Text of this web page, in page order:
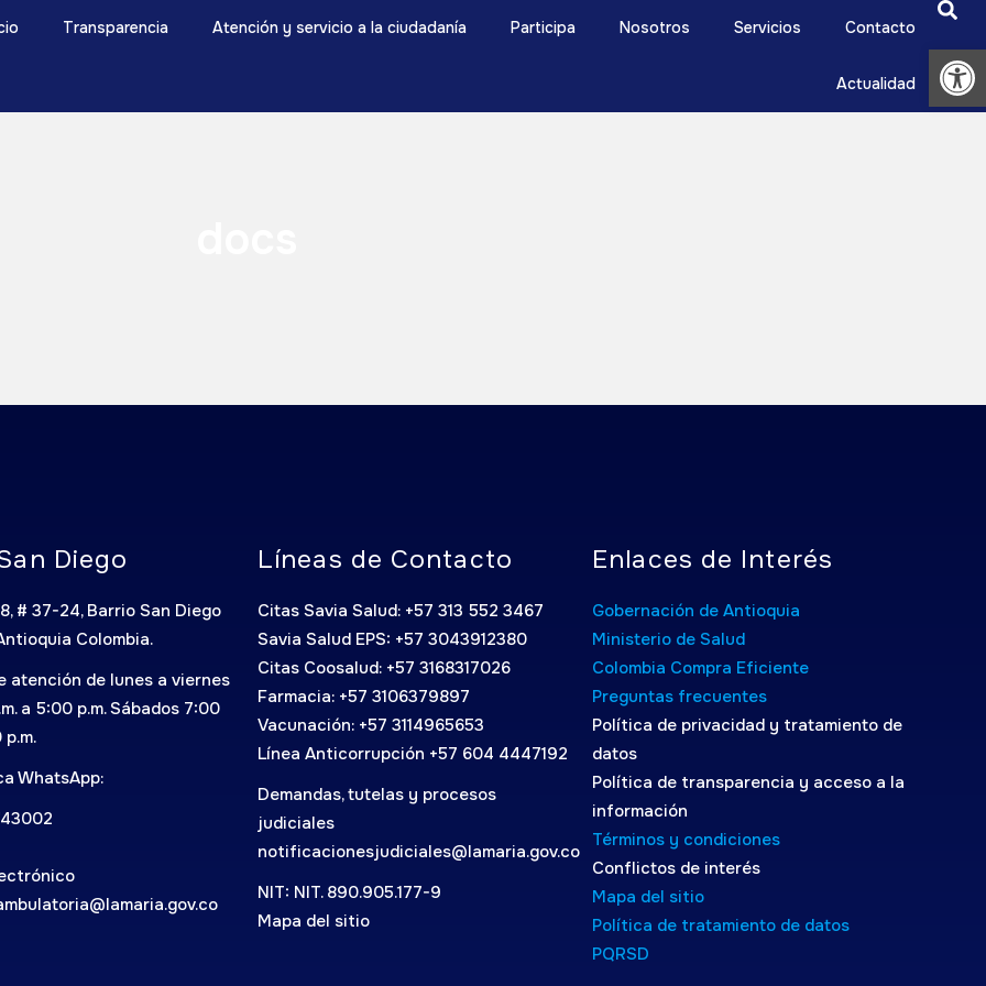
Transparencia Atención y servicio a la ciudadanía Participa Nosotros Servicios Contacto
Actualidad
Diego
# 37-24, Barrio San Diego
Colombia.
atención de lunes a viernes
a 5:00 p.m. Sábados 7:00
p.m.
WhatsApp:
Líneas de Contacto
Citas Savia Salud: +57 313 552 3467
Savia Salud EPS: +57 3043912380
Citas Coosalud: +57 3168317026
Farmacia: +57 3106379897
Vacunación: +57 3114965653
Línea Anticorrupción +57 604 4447192
Demandas, tutelas y procesos
judiciales
notificacionesjudiciales@lamaria.gov.co
NIT: NIT. 890.905.177-9
Mapa del sitio
Enlaces de Interés
Gobernación de Antioquia
Ministerio de Salud
Colombia Compra Eficiente
Preguntas frecuentes
Política de privacidad y tratamiento de
datos
Política de transparencia y acceso a la
información
Términos y condiciones
Conflictos de interés
Mapa del sitio
Política de tratamiento de datos
PQRSD
Abrir